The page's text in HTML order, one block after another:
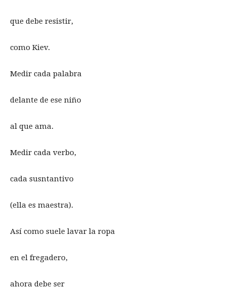
que debe resistir,
como Kiev.
Medir cada palabra
delante de ese niño
al que ama.
Medir cada verbo,
cada susntantivo
(ella es maestra).
Así como suele lavar la ropa
en el fregadero,
ahora debe ser